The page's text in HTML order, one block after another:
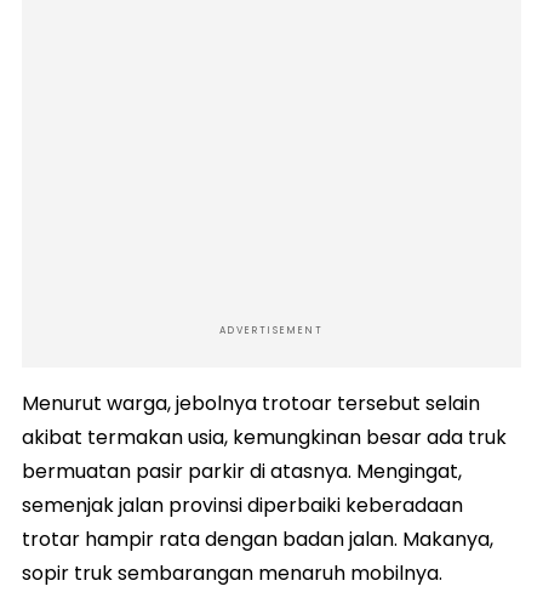
ADVERTISEMENT
Menurut warga, jebolnya trotoar tersebut selain
akibat termakan usia, kemungkinan besar ada truk
bermuatan pasir parkir di atasnya. Mengingat,
semenjak jalan provinsi diperbaiki keberadaan
trotar hampir rata dengan badan jalan. Makanya,
sopir truk sembarangan menaruh mobilnya.